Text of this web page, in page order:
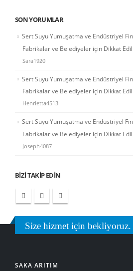
SON YORUMLAR
Sert Suyu Yumuşatma ve Endüstriyel
Fabrikalar ve Belediyeler için Dikkat
Sara1920
Sert Suyu Yumuşatma ve Endüstriyel
Fabrikalar ve Belediyeler için Dikkat
Henrietta4513
Sert Suyu Yumuşatma ve Endüstriyel
Fabrikalar ve Belediyeler için Dikkat
Joseph4087
BIZI TAKIP EDIN
Size hizmet için bekliyoruz.
SAKA ARITIM